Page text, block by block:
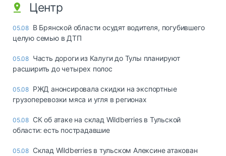
Центр
05.08 В Брянской области осудят водителя, погубившего
целую семью в ДТП
05.08 Часть дороги из Калуги до Тулы планируют
расширить до четырех полос
05.08 РЖД анонсировала скидки на экспортные
грузоперевозки мяса и угля в регионах
05.08 СК об атаке на склад Wildberries в Тульской
области: есть пострадавшие
05.08 Склад Wildberries в тульском Алексине атакован